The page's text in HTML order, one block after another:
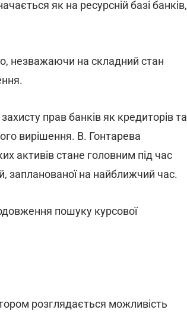
як на ресурсній базі банків,
незважаючи на складний стан
прав банків як кредиторів та
вирішення. В. Гонтарева
активів стане головним під час
запланованої на найближчий час.
пошуку курсової
розглядається можливість